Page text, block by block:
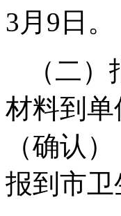
3月9日。
（二
材料到
（确认
报到市卫